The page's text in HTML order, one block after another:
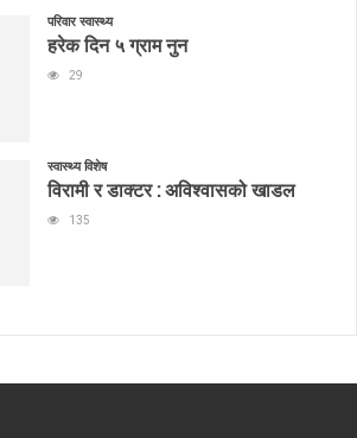
परिवार स्वास्थ्य
हरेक दिन ५ ग्राम नुन
29
स्वास्थ्य विशेष
विरामी र डाक्टर : अविश्वासको खाडल
135